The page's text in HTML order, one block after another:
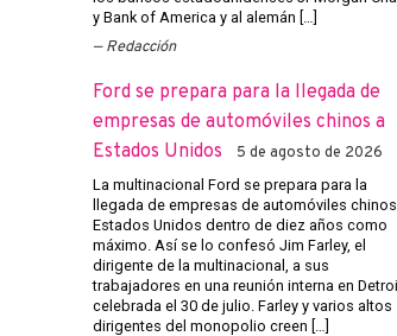
y Bank of America y al alemán […]
Redacción
Ford se prepara para la llegada de
empresas de automóviles chinos a
Estados Unidos
5 de agosto de 2026
La multinacional Ford se prepara para la
llegada de empresas de automóviles
Estados Unidos dentro de diez años como
máximo. Así se lo confesó Jim Farley, el
dirigente de la multinacional, a sus
trabajadores en una reunión interna en
celebrada el 30 de julio. Farley y varios altos
dirigentes del monopolio creen […]